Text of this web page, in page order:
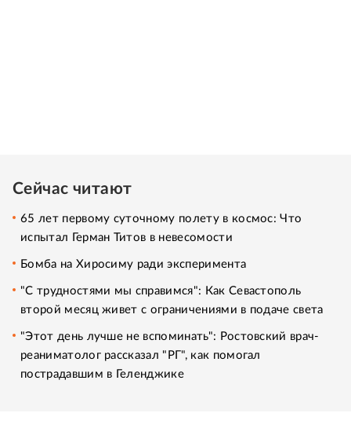
Сейчас читают
65 лет первому суточному полету в космос: Что
испытал Герман Титов в невесомости
Бомба на Хиросиму ради эксперимента
"С трудностями мы справимся": Как Севастополь
второй месяц живет с ограничениями в подаче света
"Этот день лучше не вспоминать": Ростовский врач-
реаниматолог рассказал "РГ", как помогал
пострадавшим в Геленджике